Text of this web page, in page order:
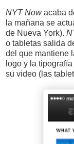
NYT Nowacaba
la mañana se
de Nueva York).
o tabletas salida
del que mantiene
logo y la
su video (las